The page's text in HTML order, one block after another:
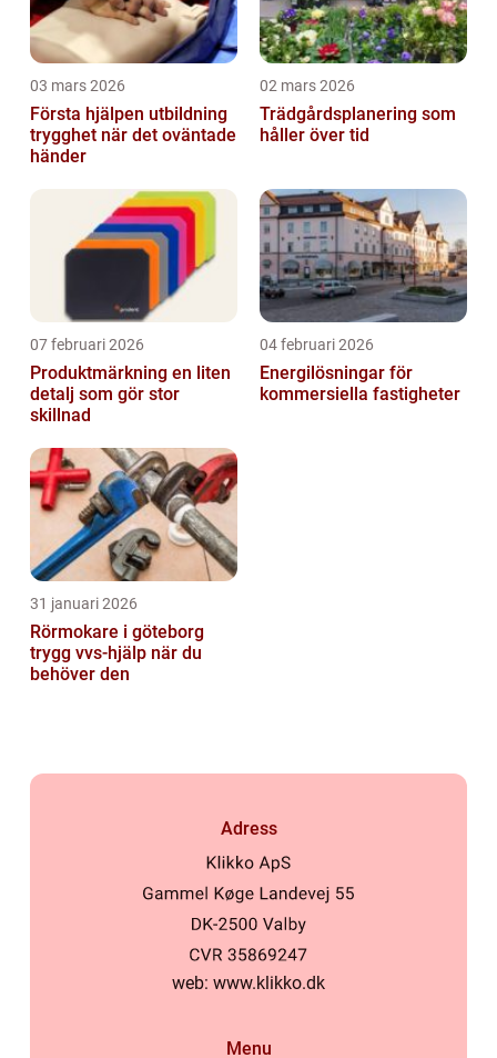
03 mars 2026
Första hjälpen utbildning
trygghet när det oväntade
händer
02 mars 2026
Trädgårdsplanering som
håller över tid
07 februari 2026
Produktmärkning en liten
detalj som gör stor
skillnad
04 februari 2026
Energilösningar för
kommersiella fastigheter
31 januari 2026
Rörmokare i göteborg
trygg vvs-hjälp när du
behöver den
Adress
web: www.klikko.dk
Menu